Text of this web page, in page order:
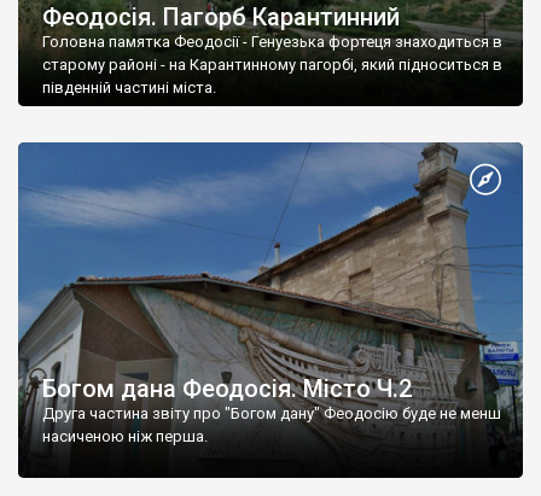
Феодосія. Пагорб Карантинний
Головна памятка Феодосії - Генуезька фортеця знаходиться в
старому районі - на Карантинному пагорбі, який підноситься в
південній частині міста.
Богом дана Феодосія. Місто Ч.2
Друга частина звіту про "Богом дану" Феодосію буде не менш
насиченою ніж перша.